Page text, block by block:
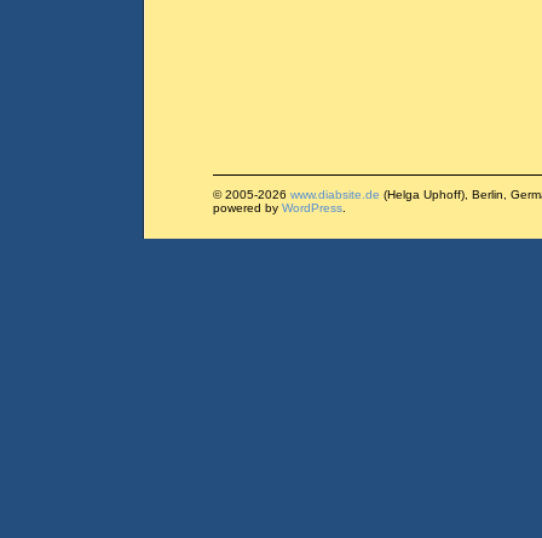
© 2005-2026 www.diabsite.de (Helga Uphoff), Berlin,
powered by WordPress.